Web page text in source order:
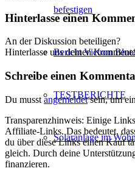
befestigen
Bericht Victron
TESTBERICHTE
Solaranlage im
Hinterlasse einen
An der Diskussion beteiligen?
Hinterlasse uns deinen
Schreibe einen
Du musstangemeldetsein, um
Transparenzhinweis: Einige
Affiliate-Links. Das bedeutet,
du über diese Links einen Kauf
gleich. Durch deine
finanzieren.